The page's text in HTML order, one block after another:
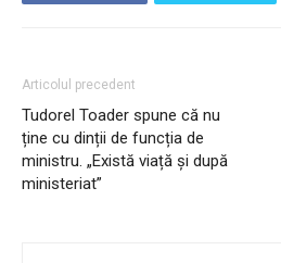
Articolul precedent
Tudorel Toader spune că nu
ține cu dinții de funcția de
ministru. „Există viață și după
ministeriat”